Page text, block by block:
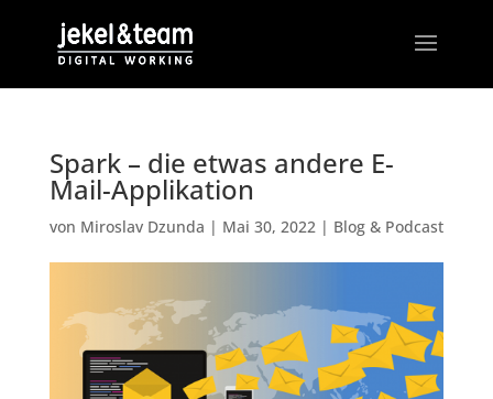
Spark – die etwas andere E-
Mail-Applikation
von Miroslav Dzunda | Mai 30, 2022| Blog & Podcast